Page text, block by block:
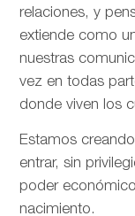
relaciones, y
extiende como
nuestras
vez en todas
donde viven los
Estamos
entrar, sin
poder
nacimiento.